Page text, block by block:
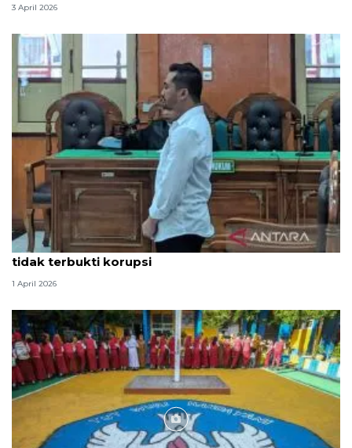
3 April 2026
Hakim PN Medan vonis bebas Amsal Sitepu karena
tidak terbukti korupsi
1 April 2026